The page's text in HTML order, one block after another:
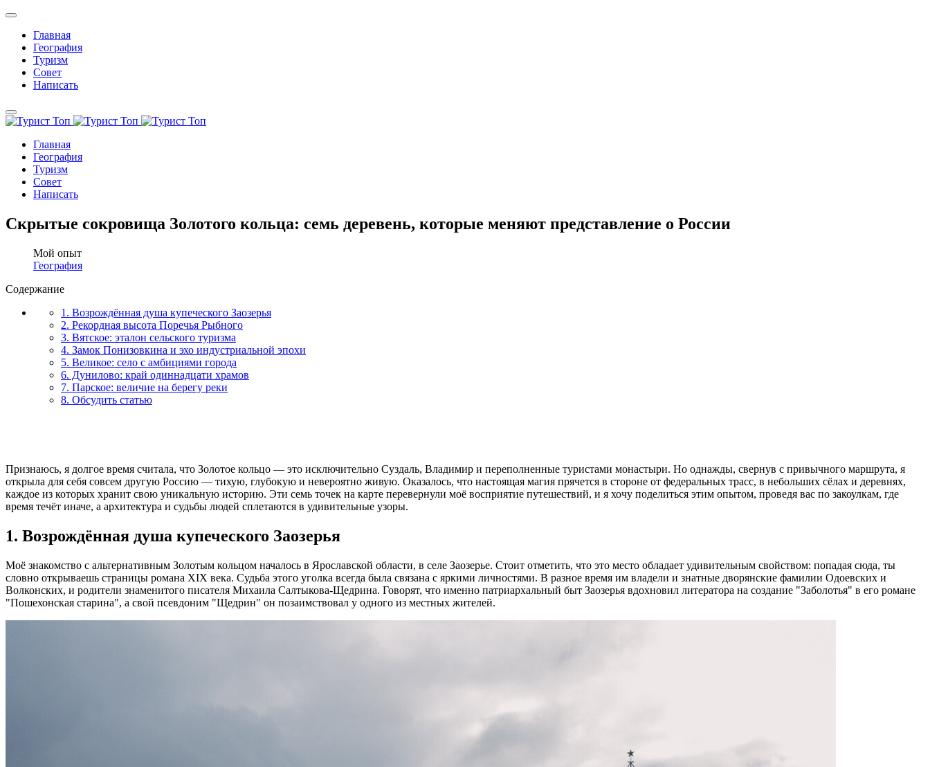
Главная
География
Туризм
Совет
Написать
Главная
География
Туризм
Совет
Написать
Скрытые сокровища Золотого кольца: семь деревень, которые меняют представление о России
Мой опыт
География
Содержание
1. Возрождённая душа купеческого Заозерья
2. Рекордная высота Поречья Рыбного
3. Вятское: эталон сельского туризма
4. Замок Понизовкина и эхо индустриальной эпохи
5. Великое: село с амбициями города
6. Дунилово: край одиннадцати храмов
7. Парское: величие на берегу реки
8. Обсудить статью
Признаюсь, я долгое время считала, что Золотое кольцо — это исключительно Суздаль, Владимир и переполненные туристами монастыри. Но однажды, свернув с привычного маршрута, я
открыла для себя совсем другую Россию — тихую, глубокую и невероятно живую. Оказалось, что настоящая магия прячется в стороне от федеральных трасс, в небольших сёлах и деревнях,
каждое из которых хранит свою уникальную историю. Эти семь точек на карте перевернули моё восприятие путешествий, и я хочу поделиться этим опытом, проведя вас по закоулкам, где
время течёт иначе, а архитектура и судьбы людей сплетаются в удивительные узоры.
1. Возрождённая душа купеческого Заозерья
Моё знакомство с альтернативным Золотым кольцом началось в Ярославской области, в селе Заозерье. Стоит отметить, что это место обладает удивительным свойством: попадая сюда, ты
словно открываешь страницы романа XIX века. Судьба этого уголка всегда была связана с яркими личностями. В разное время им владели и знатные дворянские фамилии Одоевских и
Волконских, и родители знаменитого писателя Михаила Салтыкова-Щедрина. Говорят, что именно патриархальный быт Заозерья вдохновил литератора на создание "Заболотья" в его романе
"Пошехонская старина", а свой псевдоним "Щедрин" он позаимствовал у одного из местных жителей.